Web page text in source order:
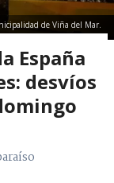
de Viña del Mar.
España
desvíos